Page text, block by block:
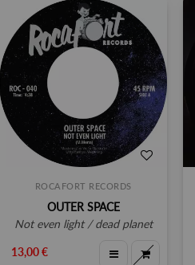
ROCAFORT RECORDS
OUTER SPACE
not even light / dead planet
13,00 €